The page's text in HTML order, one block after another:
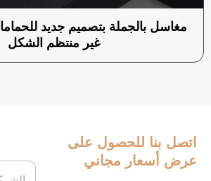
مغاسل بالجملة بتصميم جديد
غير منتظم الشكل
اتصل بنا للحصول على
عرض أسعار مجاني
ا